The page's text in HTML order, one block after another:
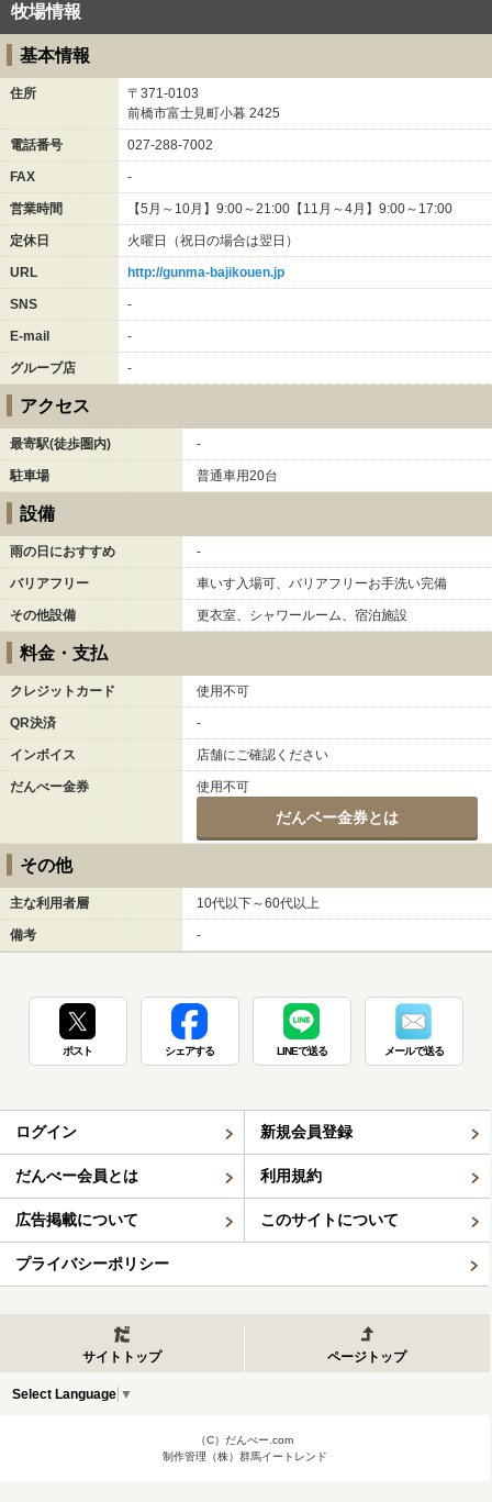
牧場情報
基本情報
住所
〒371-0103
前橋市富士見町小暮 2425
電話番号 027-288-7002
FAX -
営業時間 【5月～10月】9:00～21:00【11月～4月】9:00～17:00
定休日 火曜日（祝日の場合は翌日）
URL http://gunma-bajikouen.jp
SNS -
E-mail -
グループ店 -
アクセス
最寄駅(徒歩圏内) -
駐車場 普通車用20台
設備
雨の日におすすめ -
バリアフリー 車いす入場可、バリアフリーお手洗い完備
その他設備 更衣室、シャワールーム、宿泊施設
料金・支払
クレジットカード 使用不可
QR決済 -
インボイス 店舗にご確認ください
だんべー金券 使用不可
だんベー金券とは
その他
主な利用者層 10代以下～60代以上
備考 -
ポスト シェアする LINEで送る メールで送る
ログイン 新規会員登録
だんべー会員とは 利用規約
広告掲載について このサイトについて
プライバシーポリシー
サイトトップ ページトップ
Select Language ▼
（C）だんべー.com
制作管理（株）群馬イートレンド